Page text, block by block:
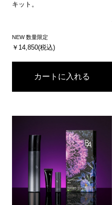
キット。
NEW 数量限定
￥14,850(税込)
カートに入れる